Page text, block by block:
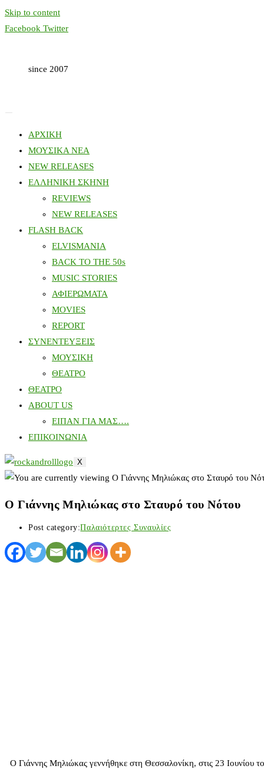
Skip to content
Facebook Twitter
since 2007
ΑΡΧΙΚΗ
ΜΟΥΣΙΚΑ ΝΕΑ
NEW RELEASES
ΕΛΛΗΝΙΚΗ ΣΚΗΝΗ
REVIEWS
NEW RELEASES
FLASH BACK
ELVISMANIA
BACK TO THE 50s
MUSIC STORIES
ΑΦΙΕΡΩΜΑΤΑ
MOVIES
REPORT
ΣΥΝΕΝΤΕΥΞΕΙΣ
ΜΟΥΣΙΚΗ
ΘΕΑΤΡΟ
ΘΕΑΤΡΟ
ABOUT US
ΕΙΠΑΝ ΓΙΑ ΜΑΣ….
ΕΠΙΚΟΙΝΩΝΙΑ
X
Ο Γιάννης Μηλιώκας στο Σταυρό του Νότου
Post category:Παλαιότερτες Συναυλίες
Ο Γιάννης Μηλιώκας γεννήθηκε στη Θεσσαλονίκη, στις 23 Ιουνίου